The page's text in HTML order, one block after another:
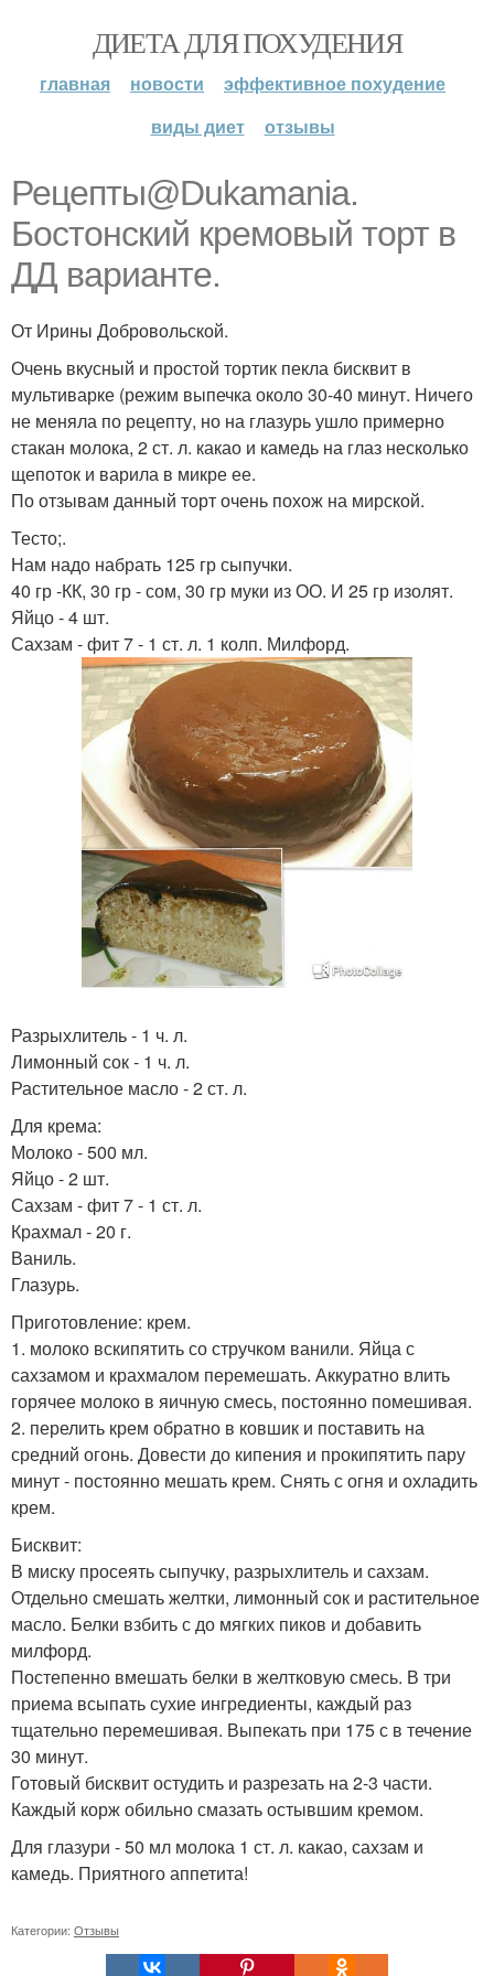
ДИЕТА ДЛЯ ПОХУДЕНИЯ
главная новости
эффективное похудение
виды диет
отзывы
Рецепты@Dukamania.
Бостонский кремовый торт в
ДД варианте.
От Ирины Добровольской.
Очень вкусный и простой тортик пекла бисквит в
мультиварке (режим выпечка около 30-40 минут. Ничего
не меняла по рецепту, но на глазурь ушло примерно
стакан молока, 2 ст. л. какао и камедь на глаз несколько
щепоток и варила в микре ее.
По отзывам данный торт очень похож на мирской.
Тесто;.
Нам надо набрать 125 гр сыпучки.
40 гр -КК, 30 гр - сом, 30 гр муки из ОО. И 25 гр изолят.
Яйцо - 4 шт.
Сахзам - фит 7 - 1 ст. л. 1 колп. Милфорд.
Разрыхлитель - 1 ч. л.
Лимонный сок - 1 ч. л.
Растительное масло - 2 ст. л.
Для крема:
Молоко - 500 мл.
Яйцо - 2 шт.
Сахзам - фит 7 - 1 ст. л.
Крахмал - 20 г.
Ваниль.
Глазурь.
Приготовление: крем.
1. молоко вскипятить со стручком ванили. Яйца с
сахзамом и крахмалом перемешать. Аккуратно влить
горячее молоко в яичную смесь, постоянно помешивая.
2. перелить крем обратно в ковшик и поставить на
средний огонь. Довести до кипения и прокипятить пару
минут - постоянно мешать крем. Снять с огня и охладить
крем.
Бисквит:
В миску просеять сыпучку, разрыхлитель и сахзам.
Отдельно смешать желтки, лимонный сок и растительное
масло. Белки взбить с до мягких пиков и добавить
милфорд.
Постепенно вмешать белки в желтковую смесь. В три
приема всыпать сухие ингредиенты, каждый раз
тщательно перемешивая. Выпекать при 175 с в течение
30 минут.
Готовый бисквит остудить и разрезать на 2-3 части.
Каждый корж обильно смазать остывшим кремом.
Для глазури - 50 мл молока 1 ст. л. какао, сахзам и
камедь. Приятного аппетита!
Категории: Отзывы